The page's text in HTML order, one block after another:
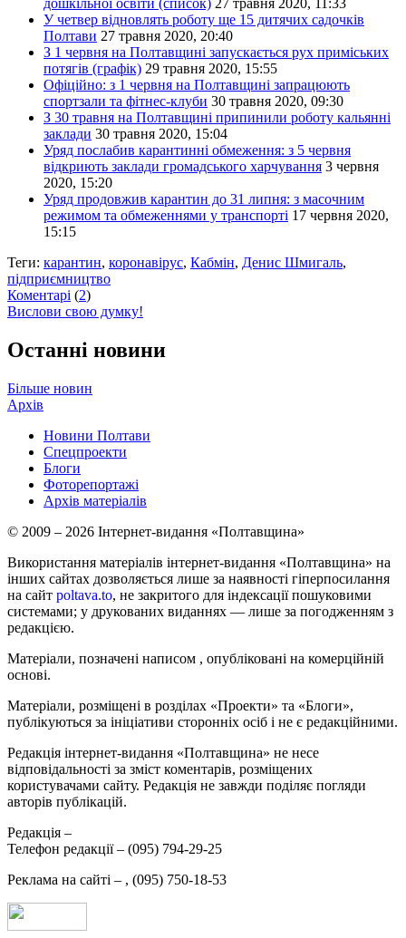
дошкільної освіти (список) 27 травня 2020, 11:33
У четвер відновлять роботу ще 15 дитячих садочків
Полтави 27 травня 2020, 20:40
З 1 червня на Полтавщині запускається рух приміських
потягів (графік) 29 травня 2020, 15:55
Офіційно: з 1 червня на Полтавщині запрацюють
спортзали та фітнес-клуби 30 травня 2020, 09:30
З 30 травня на Полтавщині припинили роботу кальянні
заклади 30 травня 2020, 15:04
Уряд послабив карантинні обмеження: з 5 червня
відкриють заклади громадського харчування 3 червня
2020, 15:20
Уряд продовжив карантин до 31 липня: з масочним
режимом та обмеженнями у транспорті 17 червня 2020,
15:15
Теги: карантин, коронавірус, Кабмін, Денис Шмигаль,
підприємництво
Коментарі (2)
Вислови свою думку!
Останні новини
Більше новин
Архів
Новини Полтави
Спецпроекти
Блоги
Фоторепортажі
Архів матеріалів
© 2009 – 2026 Інтернет-видання «Полтавщина»
Використання матеріалів інтернет-видання «Полтавщина» на
інших сайтах дозволяється лише за наявності гіперпосилання
на сайт poltava.to, не закритого для індексації пошуковими
системами; у друкованих виданнях — лише за погодженням з
редакцією.
Матеріали, позначені написом , опубліковані на комерційній
основі.
Матеріали, розміщені в розділах «Проекти» та «Блоги»,
публікуються за ініціативи сторонніх осіб і не є редакційними.
Редакція інтернет-видання «Полтавщина» не несе
відповідальності за зміст коментарів, розміщених
користувачами сайту. Редакція не завжди поділяє погляди
авторів публікацій.
Редакція –
Телефон редакції – (095) 794-29-25
Реклама на сайті – , (095) 750-18-53